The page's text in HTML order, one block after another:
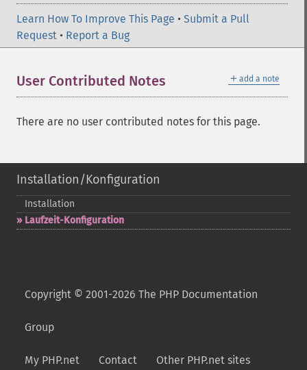
Learn How To Improve This Page • Submit a Pull
Request • Report a Bug
＋ add a note
User Contributed Notes
There are no user contributed notes for this page.
Installation/Konfiguration
Installation
Laufzeit-​Konfiguration
Copyright © 2001-2026 The PHP Documentation
Group
My PHP.net Contact Other PHP.net sites